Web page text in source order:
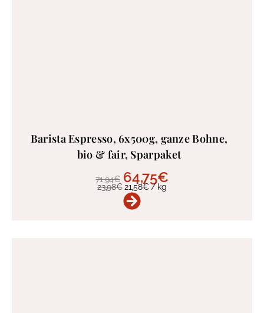
Barista Espresso, 6x500g, ganze Bohne,
bio & fair, Sparpaket
71,94€ 64,75€
23,98€ 21,58€/kg